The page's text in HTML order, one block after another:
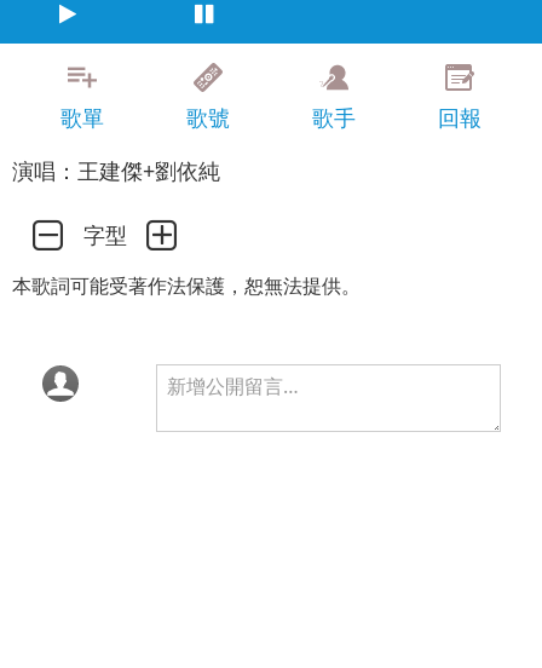
歌單 歌號 歌手
回報
演唱：王建傑+劉依純
字型
本歌詞可能受著作法保護，恕無法提供。